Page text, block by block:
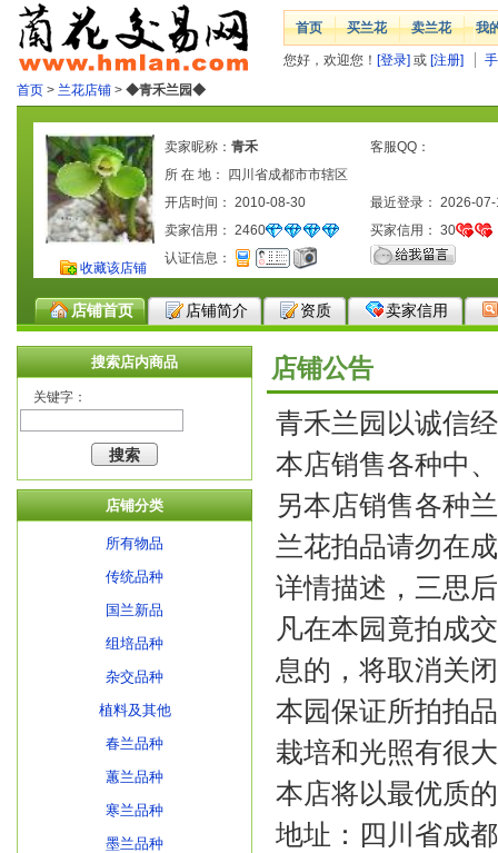
首页 买兰花 卖兰花 我
您好，欢迎您！ [登录] 或 [注册]
首页 > 兰花店铺 > ◆青禾兰园◆
收藏该店铺
卖家昵称： 青禾
客服QQ：
所 在 地： 四川省成都市市辖区
开店时间： 2010-08-30
最近登录： 2026-
卖家信用： 2460 买家信用： 30
认证信息：
店铺首页 店铺简介 资质 卖家信用
搜索店内商品
关键字：
店铺分类
所有物品
传统品种
国兰新品
组培品种
杂交品种
植料及其他
春兰品种
蕙兰品种
寒兰品种
墨兰品种
店铺公告
青禾兰园以诚信
本店销售各种中
另本店销售各种
兰花拍品请勿在
详情描述，三思
凡在本园竟拍成
息的，将取消关
本园保证所拍拍
栽培和光照有很
本店将以最优质
地址：四川省成